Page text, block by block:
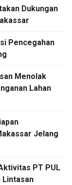
Dukungan
Pencegahan
Menolak
Lahan
Jelang
PT PUL
Lintasan